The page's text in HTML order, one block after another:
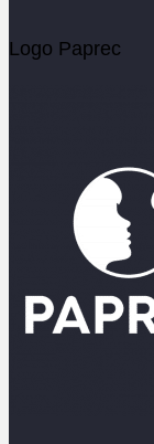
Logo Paprec